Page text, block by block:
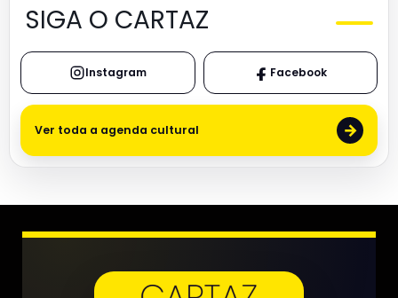
SIGA O CARTAZ
Instagram Facebook
Ver toda a agenda cultural →